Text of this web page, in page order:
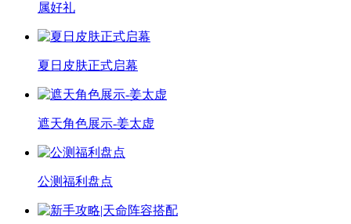
属好礼
夏日皮肤正式启幕
遮天角色展示-姜太虚
公测福利盘点